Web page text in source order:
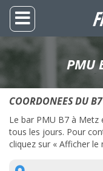
PMU
COORDONEES DU B7
Le bar PMU B7 à
tous les jours. Pour
cliquez sur « Afficher le